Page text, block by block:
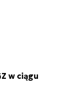
w ciągu